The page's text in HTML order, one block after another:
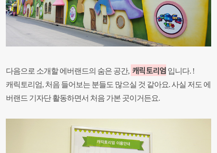
다음으로 소개할 에버랜드의 숨은 공간, 캐릭토리엄 입니다. !
캐릭토리엄, 처음 들어보는 분들도 많으실 것 같아요. 사실 저도 에
버랜드 기자단 활동하면서 처음 가본 곳이거든요.